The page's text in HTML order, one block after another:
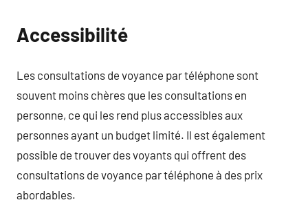
Accessibilité
Les consultations de voyance par téléphone sont
souvent moins chères que les consultations en
personne, ce qui les rend plus accessibles aux
personnes ayant un budget limité. Il est également
possible de trouver des voyants qui offrent des
consultations de voyance par téléphone à des prix
abordables.